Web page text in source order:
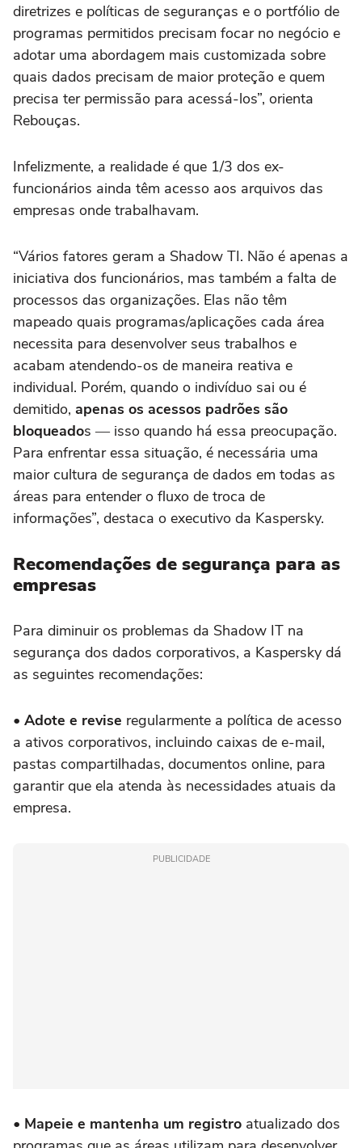
diretrizes e políticas de seguranças e o portfólio de
programas permitidos precisam focar no negócio e
adotar uma abordagem mais customizada sobre
quais dados precisam de maior proteção e quem
precisa ter permissão para acessá-los”, orienta
Rebouças.
Infelizmente, a realidade é que 1/3 dos ex-
funcionários ainda têm acesso aos arquivos das
empresas onde trabalhavam.
“Vários fatores geram a Shadow TI. Não é apenas a
iniciativa dos funcionários, mas também a falta de
processos das organizações. Elas não têm
mapeado quais programas/aplicações cada área
necessita para desenvolver seus trabalhos e
acabam atendendo-os de maneira reativa e
individual. Porém, quando o indivíduo sai ou é
demitido, apenas os acessos padrões são
bloqueados ― isso quando há essa preocupação.
Para enfrentar essa situação, é necessária uma
maior cultura de segurança de dados em todas as
áreas para entender o fluxo de troca de
informações”, destaca o executivo da Kaspersky.
Recomendações de segurança para as
empresas
Para diminuir os problemas da Shadow IT na
segurança dos dados corporativos, a Kaspersky dá
as seguintes recomendações:
• Adote e revise regularmente a política de acesso
a ativos corporativos, incluindo caixas de e-mail,
pastas compartilhadas, documentos online, para
garantir que ela atenda às necessidades atuais da
empresa.
PUBLICIDADE
• Mapeie e mantenha um registro atualizado dos